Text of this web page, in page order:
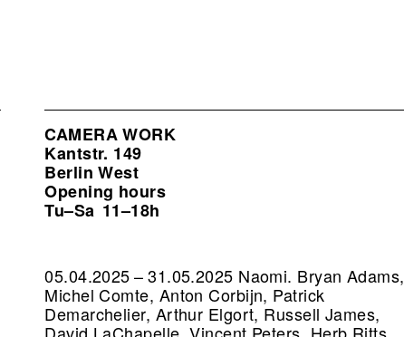
CAMERA WORK
Kantstr. 149
Berlin West
Opening hours
Tu–Sa 11–18h
05.04.2025 – 31.05.2025 Naomi. Bryan Adams,
Michel Comte, Anton Corbijn, Patrick
Demarchelier, Arthur Elgort, Russell James,